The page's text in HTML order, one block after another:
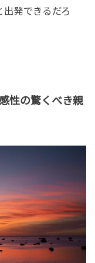
発できるだろ
性の驚くべき親